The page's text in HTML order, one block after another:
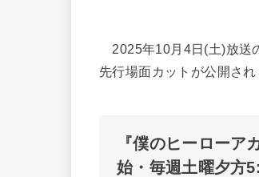
2025年10月4日(土)放送
先行場面カットが公開され
『僕のヒーロー
始・毎週土曜夕方